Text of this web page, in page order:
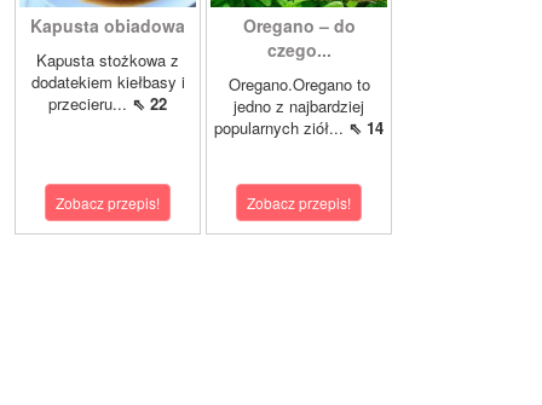
Kapusta obiadowa
Kapusta stożkowa z
dodatekiem kiełbasy i
przecieru... ⇖ 22
Zobacz przepis!
Oregano – do
czego...
Oregano.Oregano to
jedno z najbardziej
popularnych ziół... ⇖ 14
Zobacz przepis!